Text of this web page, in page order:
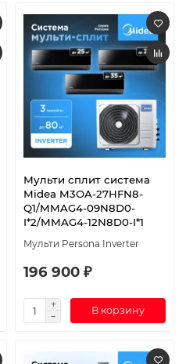
Мульти сплит система
Midea M3OA-27HFN8-
Q1/MMAG4-09N8D0-
I*2/MMAG4-12N8D0-I*1
Мульти Persona Inverter
196 900 ₽
В корзину